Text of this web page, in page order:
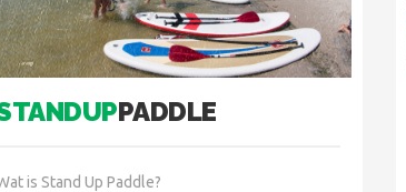
PADDLE
is Stand Up Paddle?